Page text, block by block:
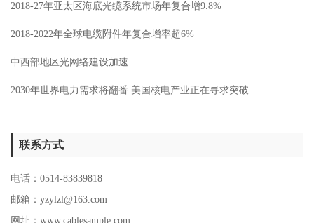
2018-27年亚太区海底光缆系统市场年复合增9.8%
2018-2022年全球电缆附件年复合增率超6%
中西部地区光网络建设加速
2030年世界电力需求将翻番 美国核电产业正在寻求突破
联系方式
电话：0514-83839818
邮箱：yzylzl@163.com
网址： www.cablesample.com